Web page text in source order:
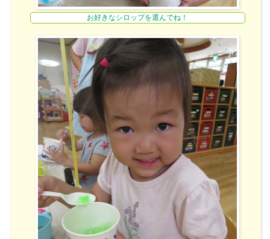
お好きなシロップを選んでね！